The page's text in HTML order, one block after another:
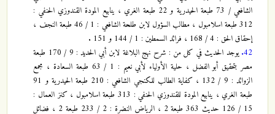
الشافعي / 73 طبعة الحيدرية و 22 طبعة الغري ، ينابيع المودة القندوزي الحنفي :
312 طبعة اسلامبول ، مطالب السؤول لابن طلحة الشافعي : 1 / 46 طبعة النجف ،
إحقاق الحق : 4 / 168 ، فرائد السمطين : 1 / 144 و 151 .
42.
يوجد الحديث في كل من : شرح نهج البلاغة لابن أبي الحديد : 9 / 170 طبعة
مصر بتحقيق أبو الفضل ، حلية الأولياء لأبي نعيم : 1 / 63 طبعة السعادة ، مجمع
الزوائد : 9 / 132 ، كفاية الطالب للكنجي الشافعي : 210 طبعة الحيدرية و 91
طبعة الغري ، ينابيع المودة للقندوزي الحنفي : 313 طبعة اسلامبول ، كنز العمال :
15 / 126 حديث 363 طبعة 2 ، الرياض النضرة : 2 / 233 طبعة 2 ، فضائل